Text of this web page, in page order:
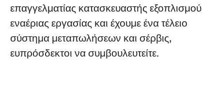
επαγγελματίας κατασκευαστής εξοπλισμού
εναέριας εργασίας και έχουμε ένα τέλειο
σύστημα μεταπωλήσεων και σέρβις,
ευπρόσδεκτοι να συμβουλευτείτε.